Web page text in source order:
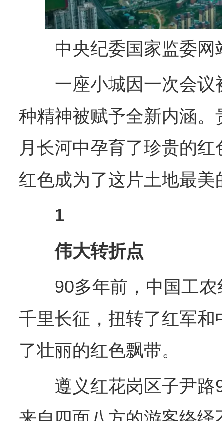
中央纪委国家监委网
一座小城因一次会议
种精神被赋予全新内涵。
月长河中孕育了珍贵的
红色成为了这片土地最美
1
伟大转折点
90多年前，中国工农
千里长征，扭转了红军
了壮丽的红色飘带。
遵义红花岗区子尹路